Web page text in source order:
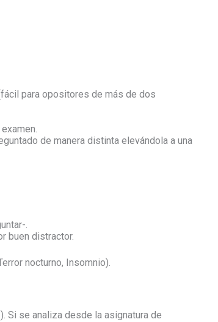
para opositores de más de dos
de manera distinta elevándola a una
.
buen distractor.
nocturno, Insomnio).
Si se analiza desde la asignatura de